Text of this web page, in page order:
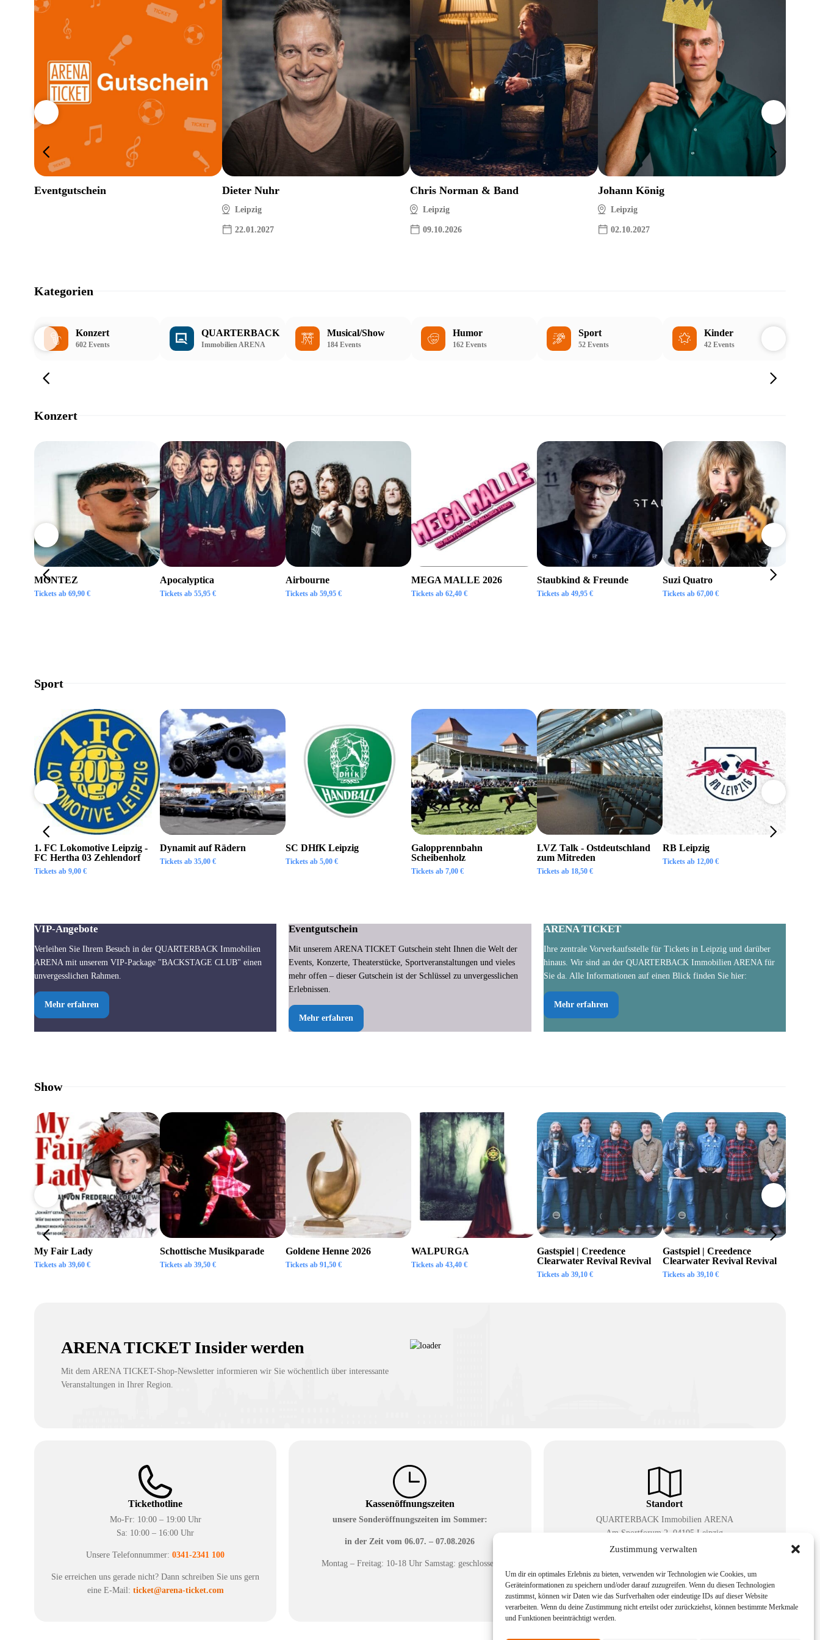
Zustimmung verwalten
Um dir ein optimales Erlebnis zu bieten, verwenden wir Technologien wie Cookies, um
Geräteinformationen zu speichern und/oder darauf zuzugreifen. Wenn du diesen Technologien
zustimmst, können wir Daten wie das Surfverhalten oder eindeutige IDs auf dieser Website
verarbeiten. Wenn du deine Zustimmung nicht erteilst oder zurückziehst, können bestimmte Merkmale
und Funktionen beeinträchtigt werden.
Eventgutschein Dieter Nuhr
Leipzig
22.01.2027
Chris Norman & Band
Leipzig
09.10.2026
Johann König
Leipzig
02.10.2027
Kategorien
Konzert
602 Events
QUARTERBACK
Immobilien ARENA
Musical/Show
184 Events
Humor
162 Events
Sport
52 Events
Kinder
42 Events
Konzert
MONTEZ
Tickets ab 69,90 €
Apocalyptica
Tickets ab 55,95 €
Airbourne
Tickets ab 59,95 €
MEGA MALLE 2026
Tickets ab 62,40 €
Staubkind & Freunde
Tickets ab 49,95 €
Suzi Quatro
Tickets ab 67,00 €
Sport
1. FC Lokomotive Leipzig -
FC Hertha 03 Zehlendorf
Tickets ab 9,00 €
Dynamit auf Rädern
Tickets ab 35,00 €
SC DHfK Leipzig
Tickets ab 5,00 €
Galopprennbahn
Scheibenholz
Tickets ab 7,00 €
LVZ Talk - Ostdeutschland
zum Mitreden
Tickets ab 18,50 €
RB Leipzig
Tickets ab 12,00 €
VIP-Angebote
Verleihen Sie Ihrem Besuch in der QUARTERBACK Immobilien
ARENA mit unserem VIP-Package "BACKSTAGE CLUB" einen
unvergesslichen Rahmen.
Mehr erfahren
Eventgutschein
Mit unserem ARENA TICKET Gutschein steht Ihnen die Welt der
Events, Konzerte, Theaterstücke, Sportveranstaltungen und vieles
mehr offen – dieser Gutschein ist der Schlüssel zu unvergesslichen
Erlebnissen.
Mehr erfahren
ARENA TICKET
Ihre zentrale Vorverkaufsstelle für Tickets in Leipzig und darüber
hinaus. Wir sind an der QUARTERBACK Immobilien ARENA für
Sie da. Alle Informationen auf einen Blick finden Sie hier:
Mehr erfahren
Show
My Fair Lady
Tickets ab 39,60 €
Schottische Musikparade
Tickets ab 39,50 €
Goldene Henne 2026
Tickets ab 91,50 €
WALPURGA
Tickets ab 43,40 €
Gastspiel | Creedence
Clearwater Revival Revival
Tickets ab 39,10 €
Gastspiel | Creedence
Clearwater Revival Revival
Tickets ab 39,10 €
ARENA TICKET Insider werden
Mit dem ARENA TICKET-Shop-Newsletter informieren wir Sie wöchentlich über interessante
Veranstaltungen in Ihrer Region.
Tickethotline
Mo-Fr: 10:00 – 19:00 Uhr
Sa: 10:00 – 16:00 Uhr
Unsere Telefonnummer:0341-2341 100
Sie erreichen uns gerade nicht? Dann schreiben Sie uns gern
eine E-Mail: ticket@arena-ticket.com
Kassenöffnungszeiten
unsere Sonderöffnungszeiten im Sommer:
in der Zeit vom 06.07. – 07.08.2026
Montag – Freitag: 10-18 Uhr Samstag: geschlossen
Standort
QUARTERBACK Immobilien ARENA
Am Sportforum 2, 04105 Leipzig
Sie erreichen uns mit dem Öffentlichen Nahverkehr:
Kostenfreies Parken ist während des Ticketkaufs möglich.